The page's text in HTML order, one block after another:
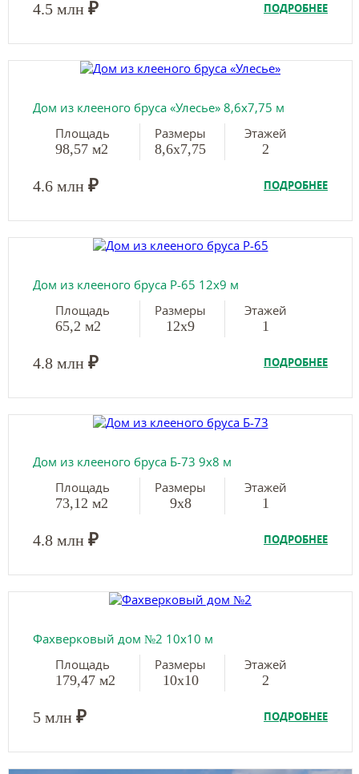
4.5 млн ₽ ПОДРОБНЕЕ
Дом из клееного бруса «Улесье» 8,6х7,75 м
Площадь
98,57 м2
Размеры
8,6х7,75
Этажей
2
4.6 млн ₽ ПОДРОБНЕЕ
Дом из клееного бруса Р-65 12х9 м
Площадь
65,2 м2
Размеры
12х9
Этажей
1
4.8 млн ₽ ПОДРОБНЕЕ
Дом из клееного бруса Б-73 9х8 м
Площадь
73,12 м2
Размеры
9х8
Этажей
1
4.8 млн ₽ ПОДРОБНЕЕ
Фахверковый дом №2 10х10 м
Площадь
179,47 м2
Размеры
10х10
Этажей
2
5 млн ₽ ПОДРОБНЕЕ